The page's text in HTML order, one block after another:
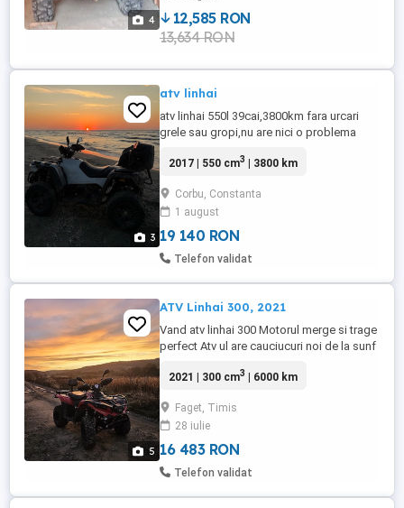
4
12,585 RON
13,634 RON
3
atv linhai
atv linhai 550l 39cai,3800km fara urcari
grele sau gropi,nu are nici o problema
noua,atv-ul are 2 locuri si vine cu o cutie
spate,prinde 85km h in H si 50 in L,accept
orice test,nu ofer livrare si fac schimb
doar cu surron ...
2017 | 550 cm3 | 3800 km
Corbu, Constanta
1 august
19 140 RON
Telefon validat
5
ATV Linhai 300, 2021
Vand atv linhai 300 Motorul merge si trage
perfect Atv ul are cauciucuri noi de la sunf
cu numere negre Toate chimburile facute
valabil, asigurare valabila
2021 | 300 cm3 | 6000 km
Faget, Timis
28 iulie
16 483 RON
Telefon validat